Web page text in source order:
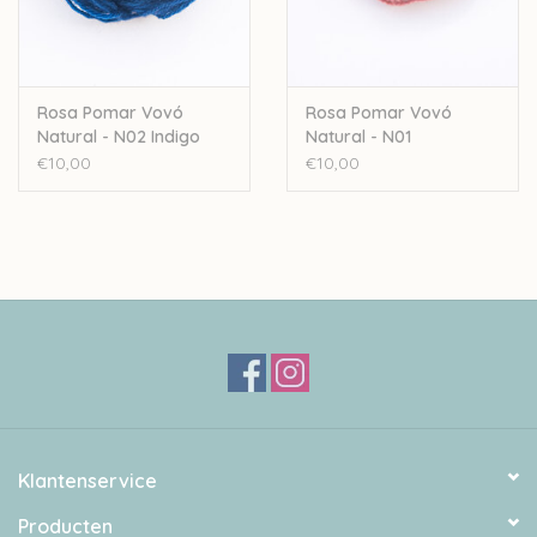
Rosa Pomar Vovó
Natural - N02 Indigo
€10,00
Rosa Pomar Vovó
Natural - N01
Sappanhout
€10,00
Klantenservice
Producten